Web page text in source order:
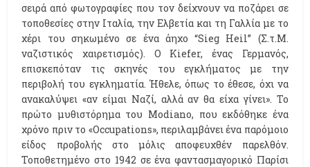
σειρά από φωτογραφίες που τον δείχνουν να ποζάρει σε
τοποθεσίες στην Ιταλία, την Ελβετία και τη Γαλλία με το
χέρι του σηκωμένο σε ένα άηχο “Sieg Heil” (Σ.τ.Μ.
ναζιστικός χαιρετισμός). Ο Kiefer, ένας Γερμανός,
επισκεπόταν τις σκηνές του εγκλήματος με την
περιβολή του εγκληματία. Ήθελε, όπως το έθεσε, όχι να
ανακαλύψει «αν είμαι Ναζί, αλλά αν θα είχα γίνει». Το
πρώτο μυθιστόρημα του Modiano, που εκδόθηκε ένα
χρόνο πριν το «Occupations», περιλαμβάνει ένα παρόμοιο
είδος προβολής στο μόλις αποφευχθέν παρελθόν.
Τοποθετημένο στο 1942 σε ένα φαντασμαγορικό Παρίσι